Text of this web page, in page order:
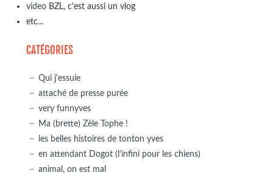
videoBZL, c'est aussi un vlog
etc...
CATÉGORIES
Qui j'essuie
attaché de presse purée
very funnyves
Ma (brette) Zèle Tophe !
les belles histoires de tonton yves
en attendant Dogot (l'infini pour les chiens)
animal, on est mal